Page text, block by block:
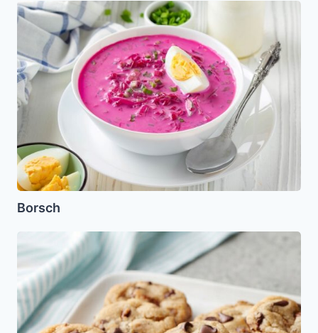
Borsch
Borsch
con
Chispas
de
Chocolate
(Chocolate